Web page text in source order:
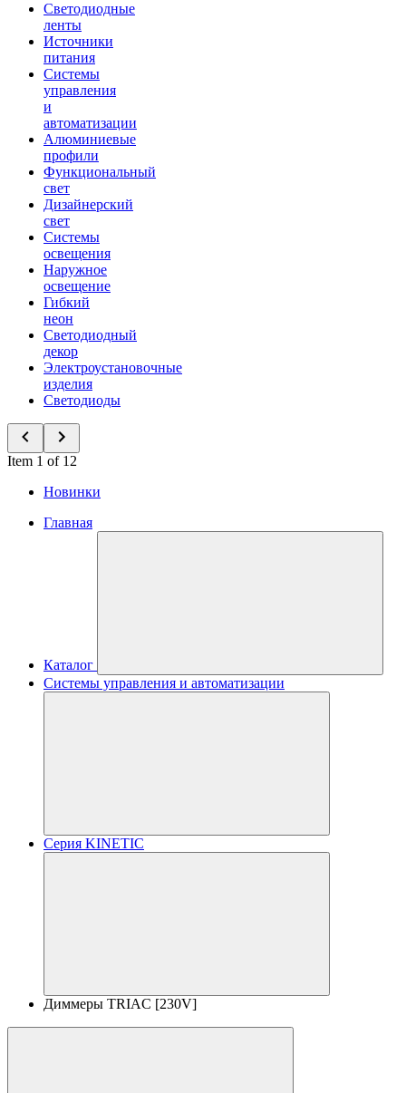
Светодиодные
ленты
Источники
питания
Системы
управления
и
автоматизации
Алюминиевые
профили
Функциональный
свет
Дизайнерский
свет
Системы
освещения
Наружное
освещение
Гибкий
неон
Светодиодный
декор
Электроустановочные
изделия
Светодиоды
Item 1 of 12
Новинки
Главная
Каталог
Системы управления и автоматизации
Серия KINETIC
Диммеры TRIAC [230V]